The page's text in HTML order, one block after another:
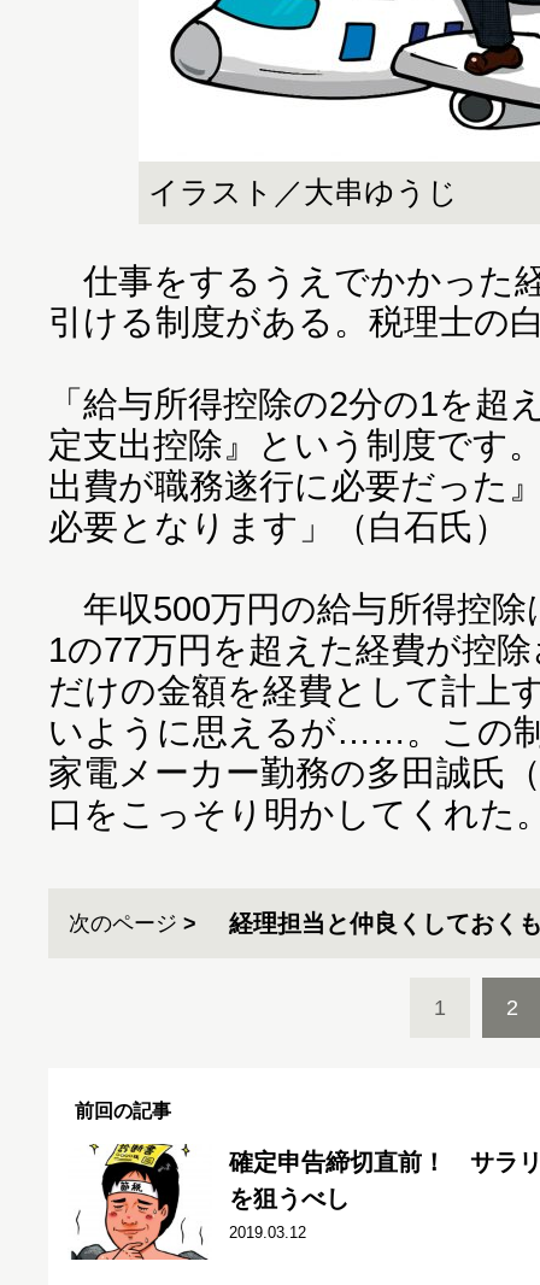
イラスト／大串ゆうじ
仕事をするうえでかかった
引ける制度がある。税理士の
「給与所得控除の2分の1を超
定支出控除』という制度です
出費が職務遂行に必要だった
必要となります」（白石氏）
年収500万円の給与所得控除
1の77万円を超えた経費が控
だけの金額を経費として計上
いように思えるが……。この
家電メーカー勤務の多田誠氏
口をこっそり明かしてくれた
次のページ 経理担当と仲良くしておく
1 2
前回の記事
確定申告締切直前！ サラ
を狙うべし
2019.03.12